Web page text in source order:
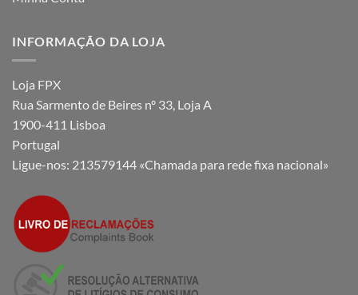
INFORMAÇÃO DA LOJA
Loja FPX
Rua Sarmento de Beires nº 33, Loja A
1900-411 Lisboa
Portugal
Ligue-nos: 213579144 «Chamada para rede fixa nacional»